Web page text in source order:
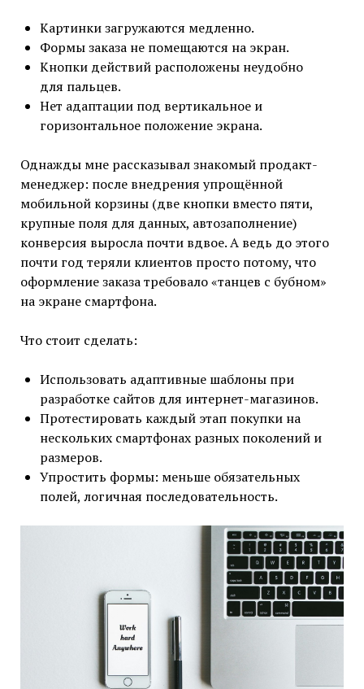
Картинки загружаются медленно.
Формы заказа не помещаются на экран.
Кнопки действий расположены неудобно
для пальцев.
Нет адаптации под вертикальное и
горизонтальное положение экрана.
Однажды мне рассказывал знакомый продакт-
менеджер: после внедрения упрощённой
мобильной корзины (две кнопки вместо пяти,
крупные поля для данных, автозаполнение)
конверсия выросла почти вдвое. А ведь до этого
почти год теряли клиентов просто потому, что
оформление заказа требовало «танцев с бубном»
на экране смартфона.
Что стоит сделать:
Использовать адаптивные шаблоны при
разработке сайтов для интернет-магазинов.
Протестировать каждый этап покупки на
нескольких смартфонах разных поколений и
размеров.
Упростить формы: меньше обязательных
полей, логичная последовательность.